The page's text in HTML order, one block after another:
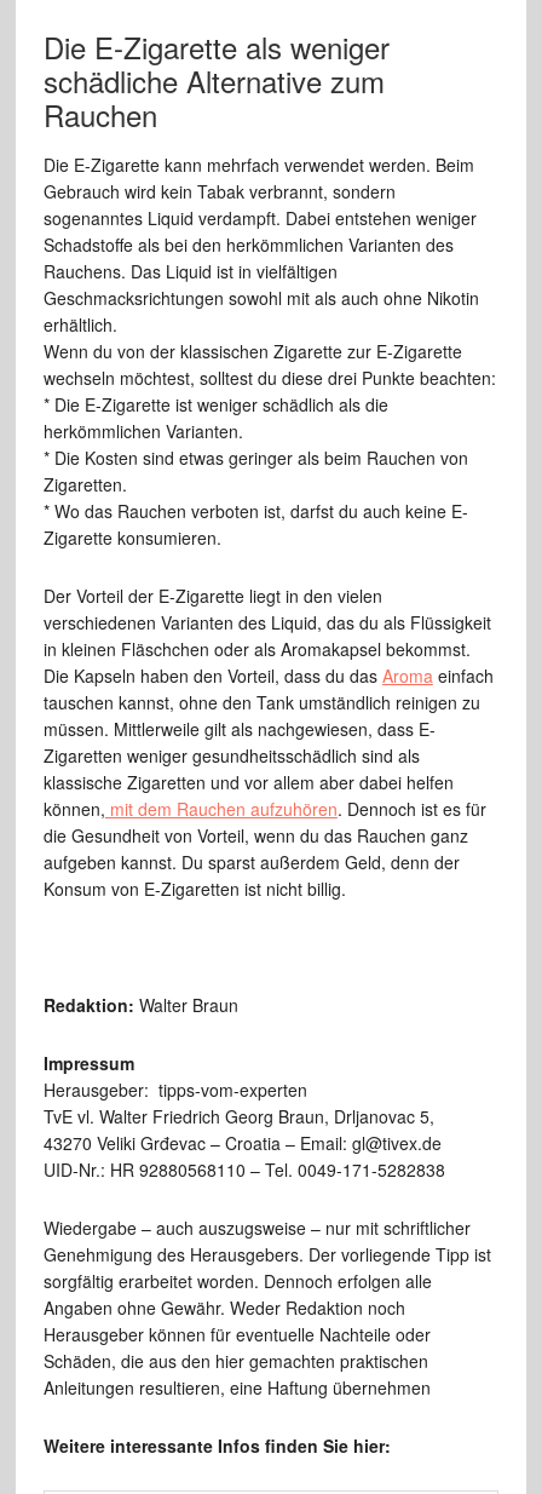
Die E-Zigarette als weniger
schädliche Alternative zum
Rauchen
Die E-Zigarette kann mehrfach verwendet werden. Beim
Gebrauch wird kein Tabak verbrannt, sondern
sogenanntes Liquid verdampft. Dabei entstehen weniger
Schadstoffe als bei den herkömmlichen Varianten des
Rauchens. Das Liquid ist in vielfältigen
Geschmacksrichtungen sowohl mit als auch ohne Nikotin
erhältlich.
Wenn du von der klassischen Zigarette zur E-Zigarette
wechseln möchtest, solltest du diese drei Punkte beachten:
* Die E-Zigarette ist weniger schädlich als die
herkömmlichen Varianten.
* Die Kosten sind etwas geringer als beim Rauchen von
Zigaretten.
* Wo das Rauchen verboten ist, darfst du auch keine E-
Zigarette konsumieren.
Der Vorteil der E-Zigarette liegt in den vielen
verschiedenen Varianten des Liquid, das du als Flüssigkeit
in kleinen Fläschchen oder als Aromakapsel bekommst.
Die Kapseln haben den Vorteil, dass du das Aromaeinfach
tauschen kannst, ohne den Tank umständlich reinigen zu
müssen. Mittlerweile gilt als nachgewiesen, dass E-
Zigaretten weniger gesundheitsschädlich sind als
klassische Zigaretten und vor allem aber dabei helfen
können, mit dem Rauchen aufzuhören. Dennoch ist es für
die Gesundheit von Vorteil, wenn du das Rauchen ganz
aufgeben kannst. Du sparst außerdem Geld, denn der
Konsum von E-Zigaretten ist nicht billig.
Redaktion: Walter Braun
Impressum
Herausgeber: tipps-vom-experten
TvE vl. Walter Friedrich Georg Braun, Drljanovac 5,
43270 Veliki Grđevac – Croatia – Email: gl@tivex.de
UID-Nr.: HR 92880568110 – Tel. 0049-171-5282838
Wiedergabe – auch auszugsweise – nur mit schriftlicher
Genehmigung des Herausgebers. Der vorliegende Tipp ist
sorgfältig erarbeitet worden. Dennoch erfolgen alle
Angaben ohne Gewähr. Weder Redaktion noch
Herausgeber können für eventuelle Nachteile oder
Schäden, die aus den hier gemachten praktischen
Anleitungen resultieren, eine Haftung übernehmen
Weitere interessante Infos finden Sie hier: